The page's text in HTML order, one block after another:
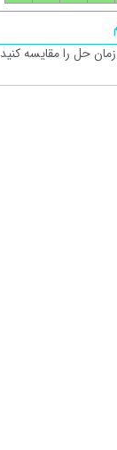
حل را مقایسه کنید